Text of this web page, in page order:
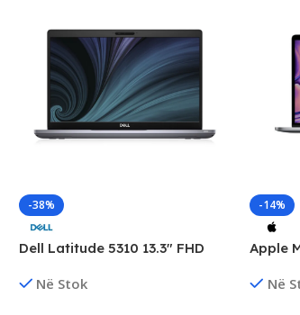
-38%
Dell Latitude 5310 13.3″ FHD
Gen10, 16GB DDR4, 256GB SSD
Në Stok
-14%
Apple
250GB
Në